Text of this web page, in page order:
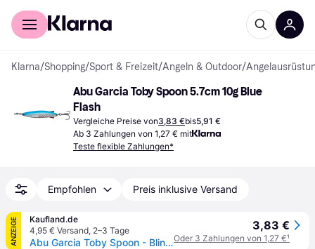
Für Shopper
Klarna/Shopping/Sport & Freizeit/Angeln & Outdoor/
Abu Garcia Toby Spoon 5.7cm 10g Blue
Flash
Vergleiche Preise von3,83 €bis5,91 €
Ab 3 Zahlungen von 1,27 € mit
Teste flexible Zahlungen*
Empfohlen Preis inklusive Versand
ANZEIGE
Kaufland.de
4,95 € Versand, 2–3 Tage
Abu Garcia Toby Spoon - Blinker, Farbe:Blue Flash, Länge / Gewicht / Hakengröße / Lauftiefe:5.7cm / 10g / Gr. 6 / 1m - 3m
3,83 €
Oder 3 Zahlungen von 1,27 €¹